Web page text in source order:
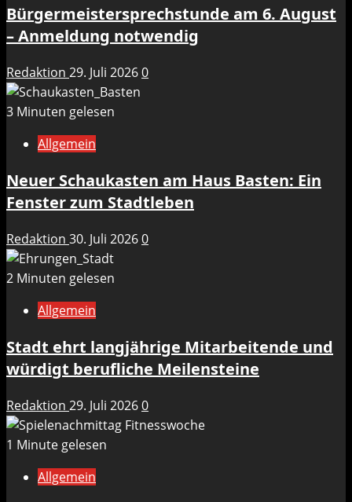
Bürgermeistersprechstunde am 6. August
– Anmeldung notwendig
Redaktion 29. Juli 20260
3 Minuten gelesen
Allgemein
Neuer Schaukasten am Haus Basten: Ein
Fenster zum Stadtleben
Redaktion 30. Juli 20260
2 Minuten gelesen
Allgemein
Stadt ehrt langjährige Mitarbeitende und
würdigt berufliche Meilensteine
Redaktion 29. Juli 20260
1 Minute gelesen
Allgemein